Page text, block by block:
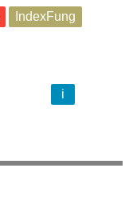
IndexFung
i